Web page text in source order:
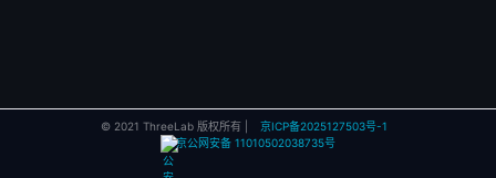
© 2021 ThreeLab 版权所有 |
京ICP备2025127503号-1
京公网安备 11010502038735号